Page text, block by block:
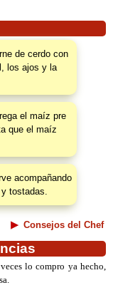
de cerdo con
los ajos y la
el maíz pre
que el maíz
acompañando
tostadas.
Consejos del Chef
lo compro ya hecho,